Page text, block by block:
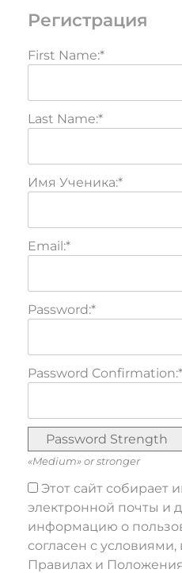
Регистрация
First Name:*
Last Name:*
Имя Ученика:*
Email:*
Password:*
Password Confirmation:*
Password Strength
«Medium» or stronger
Этот сайт собирает
электронной почты и
информацию о
согласен с
Правилах и